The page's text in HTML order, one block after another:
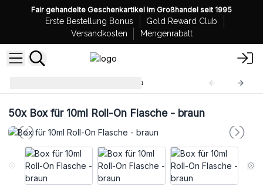
Fair gehandelte Geschenkartikel im Großhandel seit 1995
Erste Bestellung Bonus
Gold Reward Club
Versandkosten
Mengenrabatt
APBox-01
50xBox für 10ml Roll-On Flasche - braun